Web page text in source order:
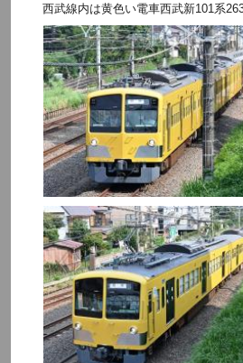
西武線内は黄色い電車西武新101系